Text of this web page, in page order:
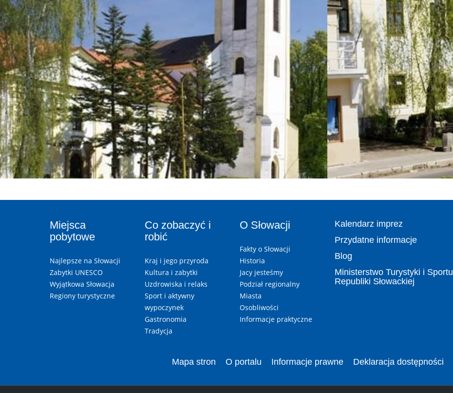
Miejsca
pobytowe
Najlepsze na Słowacji
Zabytki UNESCO
Wyjątkowa Słowacja
Regiony turystyczne
Co zobaczyć i
robić
Kraj i jego przyroda
Kultura i zabytki
Uzdrowiska i relaks
Sport i aktywny
wypoczynek
Gastronomia
Tradycja
O Słowacji
Fakty o Słowacji
Historia
Jacy jesteśmy
Podział regionalny
Miasta
Osobliwości
Informacje praktyczne
Kalendarz imprez
Przydatne informacje
Blog
Ministerstwo Turystyki i Sportu
Republiki Słowackiej
Mapa stron O portalu Informacje prawne Deklaracja dostępności